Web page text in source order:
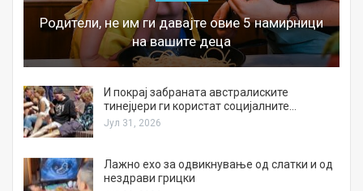
Родители, не им ги давајте овие 5 намирници
на вашите деца
И покрај забраната австралиските
тинејџери ги користат социјалните…
Јул 31, 2026
Лажно ехо за одвикнување од слатки и од
нездрави грицки